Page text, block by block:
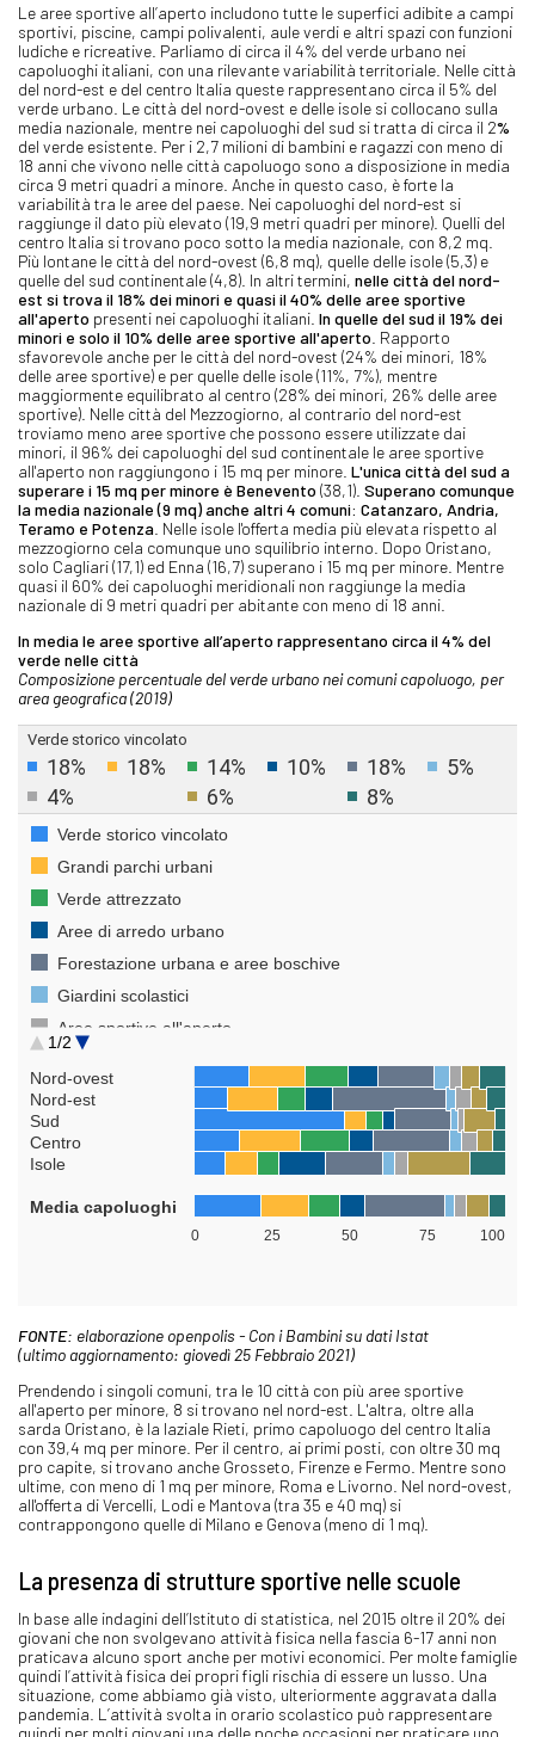
Le aree sportive all’aperto includono tutte le superfici adibite a campi
sportivi, piscine, campi polivalenti, aule verdi e altri spazi con funzioni
ludiche e ricreative. Parliamo di circa il 4% del verde urbano nei
capoluoghi italiani, con una rilevante variabilità territoriale. Nelle città
del nord-est e del centro Italia queste rappresentano circa il 5% del
verde urbano. Le città del nord-ovest e delle isole si collocano sulla
media nazionale, mentre nei capoluoghi del sud si tratta di circa il 2%
del verde esistente. Per i 2,7 milioni di bambini e ragazzi con meno di
18 anni che vivono nelle città capoluogo sono a disposizione in media
circa 9 metri quadri a minore. Anche in questo caso, è forte la
variabilità tra le aree del paese. Nei capoluoghi del nord-est si
raggiunge il dato più elevato (19,9 metri quadri per minore). Quelli del
centro Italia si trovano poco sotto la media nazionale, con 8,2 mq.
Più lontane le città del nord-ovest (6,8 mq), quelle delle isole (5,3) e
quelle del sud continentale (4,8). In altri termini, nelle città del nord-
est si trova il 18% dei minori e quasi il 40% delle aree sportive
all'aperto presenti nei capoluoghi italiani. In quelle del sud il 19% dei
minori e solo il 10% delle aree sportive all'aperto . Rapporto
sfavorevole anche per le città del nord-ovest (24% dei minori, 18%
delle aree sportive) e per quelle delle isole (11%, 7%), mentre
maggiormente equilibrato al centro (28% dei minori, 26% delle aree
sportive). Nelle città del Mezzogiorno, al contrario del nord-est
troviamo meno aree sportive che possono essere utilizzate dai
minori, il 96% dei capoluoghi del sud continentale le aree sportive
all'aperto non raggiungono i 15 mq per minore. L'unica città del sud a
superare i 15 mq per minore è Benevento (38,1). Superano comunque
la media nazionale (9 mq) anche altri 4 comuni: Catanzaro, Andria,
Teramo e Potenza . Nelle isole l'offerta media più elevata rispetto al
mezzogiorno cela comunque uno squilibrio interno. Dopo Oristano,
solo Cagliari (17,1) ed Enna (16,7) superano i 15 mq per minore. Mentre
quasi il 60% dei capoluoghi meridionali non raggiunge la media
nazionale di 9 metri quadri per abitante con meno di 18 anni.
In media le aree sportive all’aperto rappresentano circa il 4% del
verde nelle città
Composizione percentuale del verde urbano nei comuni capoluogo, per
area geografica (2019)
FONTE: elaborazione openpolis - Con i Bambini su dati Istat
(ultimo aggiornamento: giovedì 25 Febbraio 2021)
Prendendo i singoli comuni, tra le 10 città con più aree sportive
all'aperto per minore, 8 si trovano nel nord-est. L'altra, oltre alla
sarda Oristano, è la laziale Rieti, primo capoluogo del centro Italia
con 39,4 mq per minore. Per il centro, ai primi posti, con oltre 30 mq
pro capite, si trovano anche Grosseto, Firenze e Fermo. Mentre sono
ultime, con meno di 1 mq per minore, Roma e Livorno. Nel nord-ovest,
all'offerta di Vercelli, Lodi e Mantova (tra 35 e 40 mq) si
contrappongono quelle di Milano e Genova (meno di 1 mq).
La presenza di strutture sportive nelle scuole
In base alle indagini dell’Istituto di statistica, nel 2015 oltre il 20% dei
giovani che non svolgevano attività fisica nella fascia 6-17 anni non
praticava alcuno sport anche per motivi economici. Per molte famiglie
quindi l’attività fisica dei propri figli rischia di essere un lusso. Una
situazione, come abbiamo già visto, ulteriormente aggravata dalla
pandemia. L’attività svolta in orario scolastico può rappresentare
quindi per molti giovani una delle poche occasioni per praticare uno